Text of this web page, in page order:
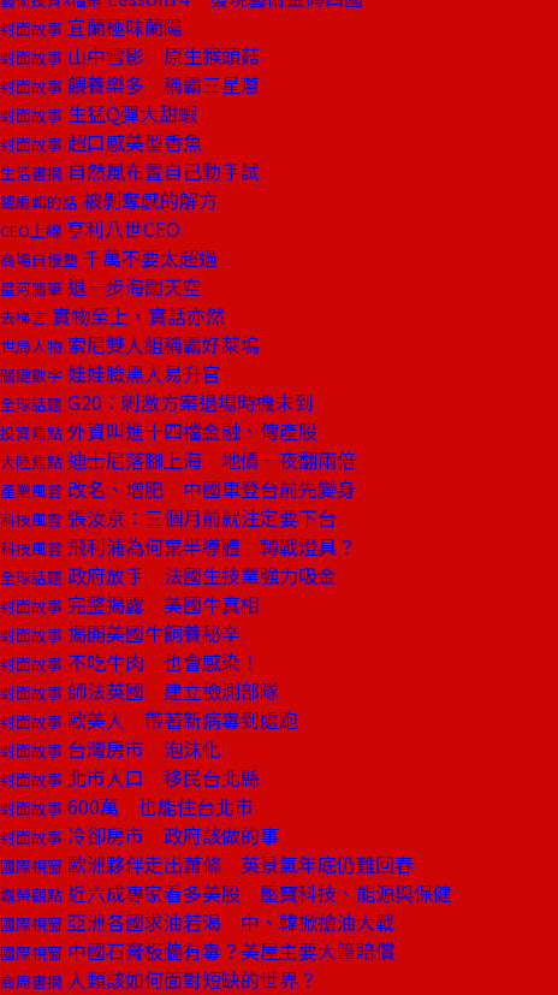
封面故事 宜蘭極味蘭陽
封面故事 山中雪影 原生猴頭菇
封面故事 餵養樂多 稱霸三星蔥
封面故事 生猛Q彈大甜蝦
封面故事 超口感美型香魚
生活書摘 自然風布置自己動手試
總編輯的話 被剝奪感的解方
CEO上線 亨利八世CEO
商場自慢塾 千萬不要太超過
星河隨筆 退一步海闊天空
去梯言 實物至上，實話亦然
世局人物 索尼雙人組稱霸好萊塢
關鍵數字 娃娃臉黑人易升官
全球話題 G20：刺激方案退場時機未到
投資焦點 外資叫進十四檔金融、傳產股
大陸焦點 迪士尼落腳上海 地價一夜翻兩倍
產業風雲 改名、增肥 中國車登台前先變身
科技風雲 張汝京：三個月前就注定要下台
科技風雲 飛利浦為何棄半導體 轉戰燈具？
全球話題 政府放手 法國生技業強力吸金
封面故事 完整揭露 美國牛真相
封面故事 揭開美國牛飼養秘辛
封面故事 不吃牛肉 也會感染！
封面故事 師法英國 建立檢測部隊
封面故事 歐美人 帶著新病毒到處跑
封面故事 台灣房市 泡沫化
封面故事 北市人口 移民台北縣
封面故事 600萬 也能住台北市
封面故事 冷卻房市 政府該做的事
國際視窗 歐洲夥伴走出蕭條 英景氣年底仍難回春
霸榮觀點 近六成專家看多美股 壓寶科技、能源與保健
國際視窗 亞洲各國求油若渴 中、韓掀搶油大戰
國際視窗 中國石膏板牆有毒？美屋主要大筆賠償
商周書摘 人類該如何面對短缺的世界？